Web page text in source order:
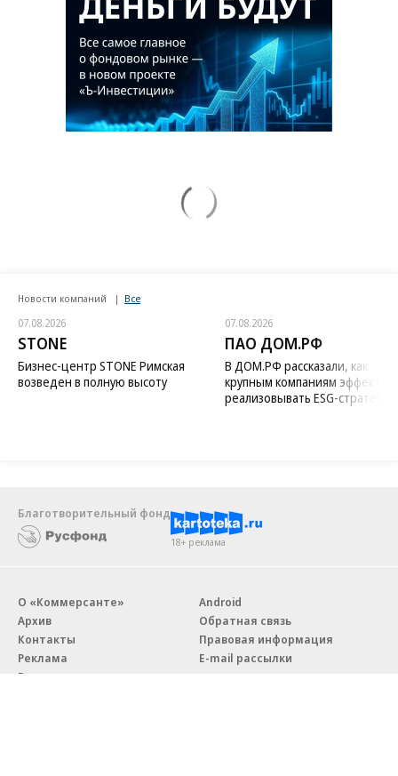
Новости компаний Все
07.08.2026
STONE
Бизнес-центр STONE Римская
возведен в полную высоту
07.08.2026
ПАО ДОМ.РФ
В ДОМ.РФ рассказали, как
крупным компаниям
реализовывать ESG-стратегию
Благотворительный фонд
18+ реклама
О «Коммерсанте»
Архив
Контакты
Реклама
Вакансии
Android
Обратная связь
Правовая информация
E-mail рассылки